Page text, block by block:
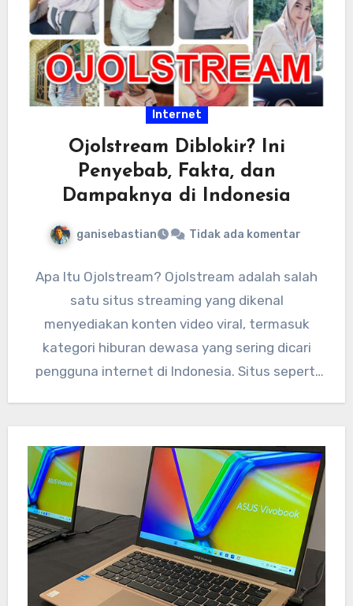
Internet
Ojolstream Diblokir? Ini
Penyebab, Fakta, dan
Dampaknya di Indonesia
ganisebastian Tidak ada komentar
Apa Itu Ojolstream? Ojolstream adalah salah
satu situs streaming yang dikenal
menyediakan konten video viral, termasuk
kategori hiburan dewasa yang sering dicari
pengguna internet di Indonesia. Situs seperti